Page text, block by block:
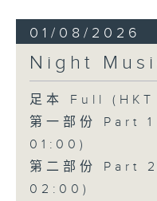
01/08/2026
Night
足本 Full
第一部份 Part
01:00)
第二部份 Part
02:00)